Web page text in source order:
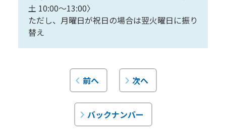
土 10:00〜13:00〉
ただし、月曜日が祝日の場合は翌火曜日に振り
替え
前へ 次へ
バックナンバー